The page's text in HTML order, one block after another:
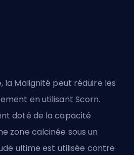
la Malignité peut réduire les
en utilisant Scorn.
doté de la capacité
zone calcinée sous un
ultime est utilisée contre